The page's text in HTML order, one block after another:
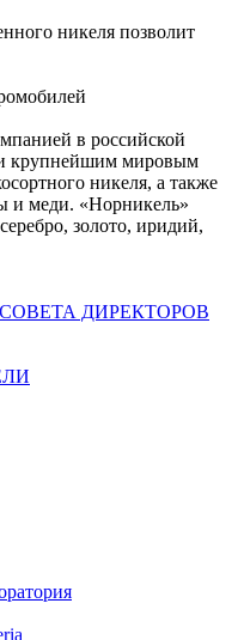
никеля позволит
в российской
и крупнейшим мировым
никеля, а также
и меди. «Норникель»
золото, иридий,
ДИРЕКТОРОВ